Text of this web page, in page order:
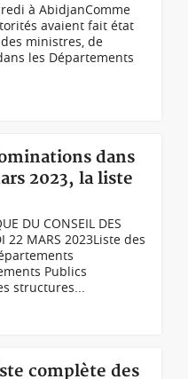
à Abidjan Comme
avaient fait état
ministres, de
les Départements
dans
2023, la liste
DU CONSEIL DES
22 MARS 2023Liste des
Publics
structures...
complète des